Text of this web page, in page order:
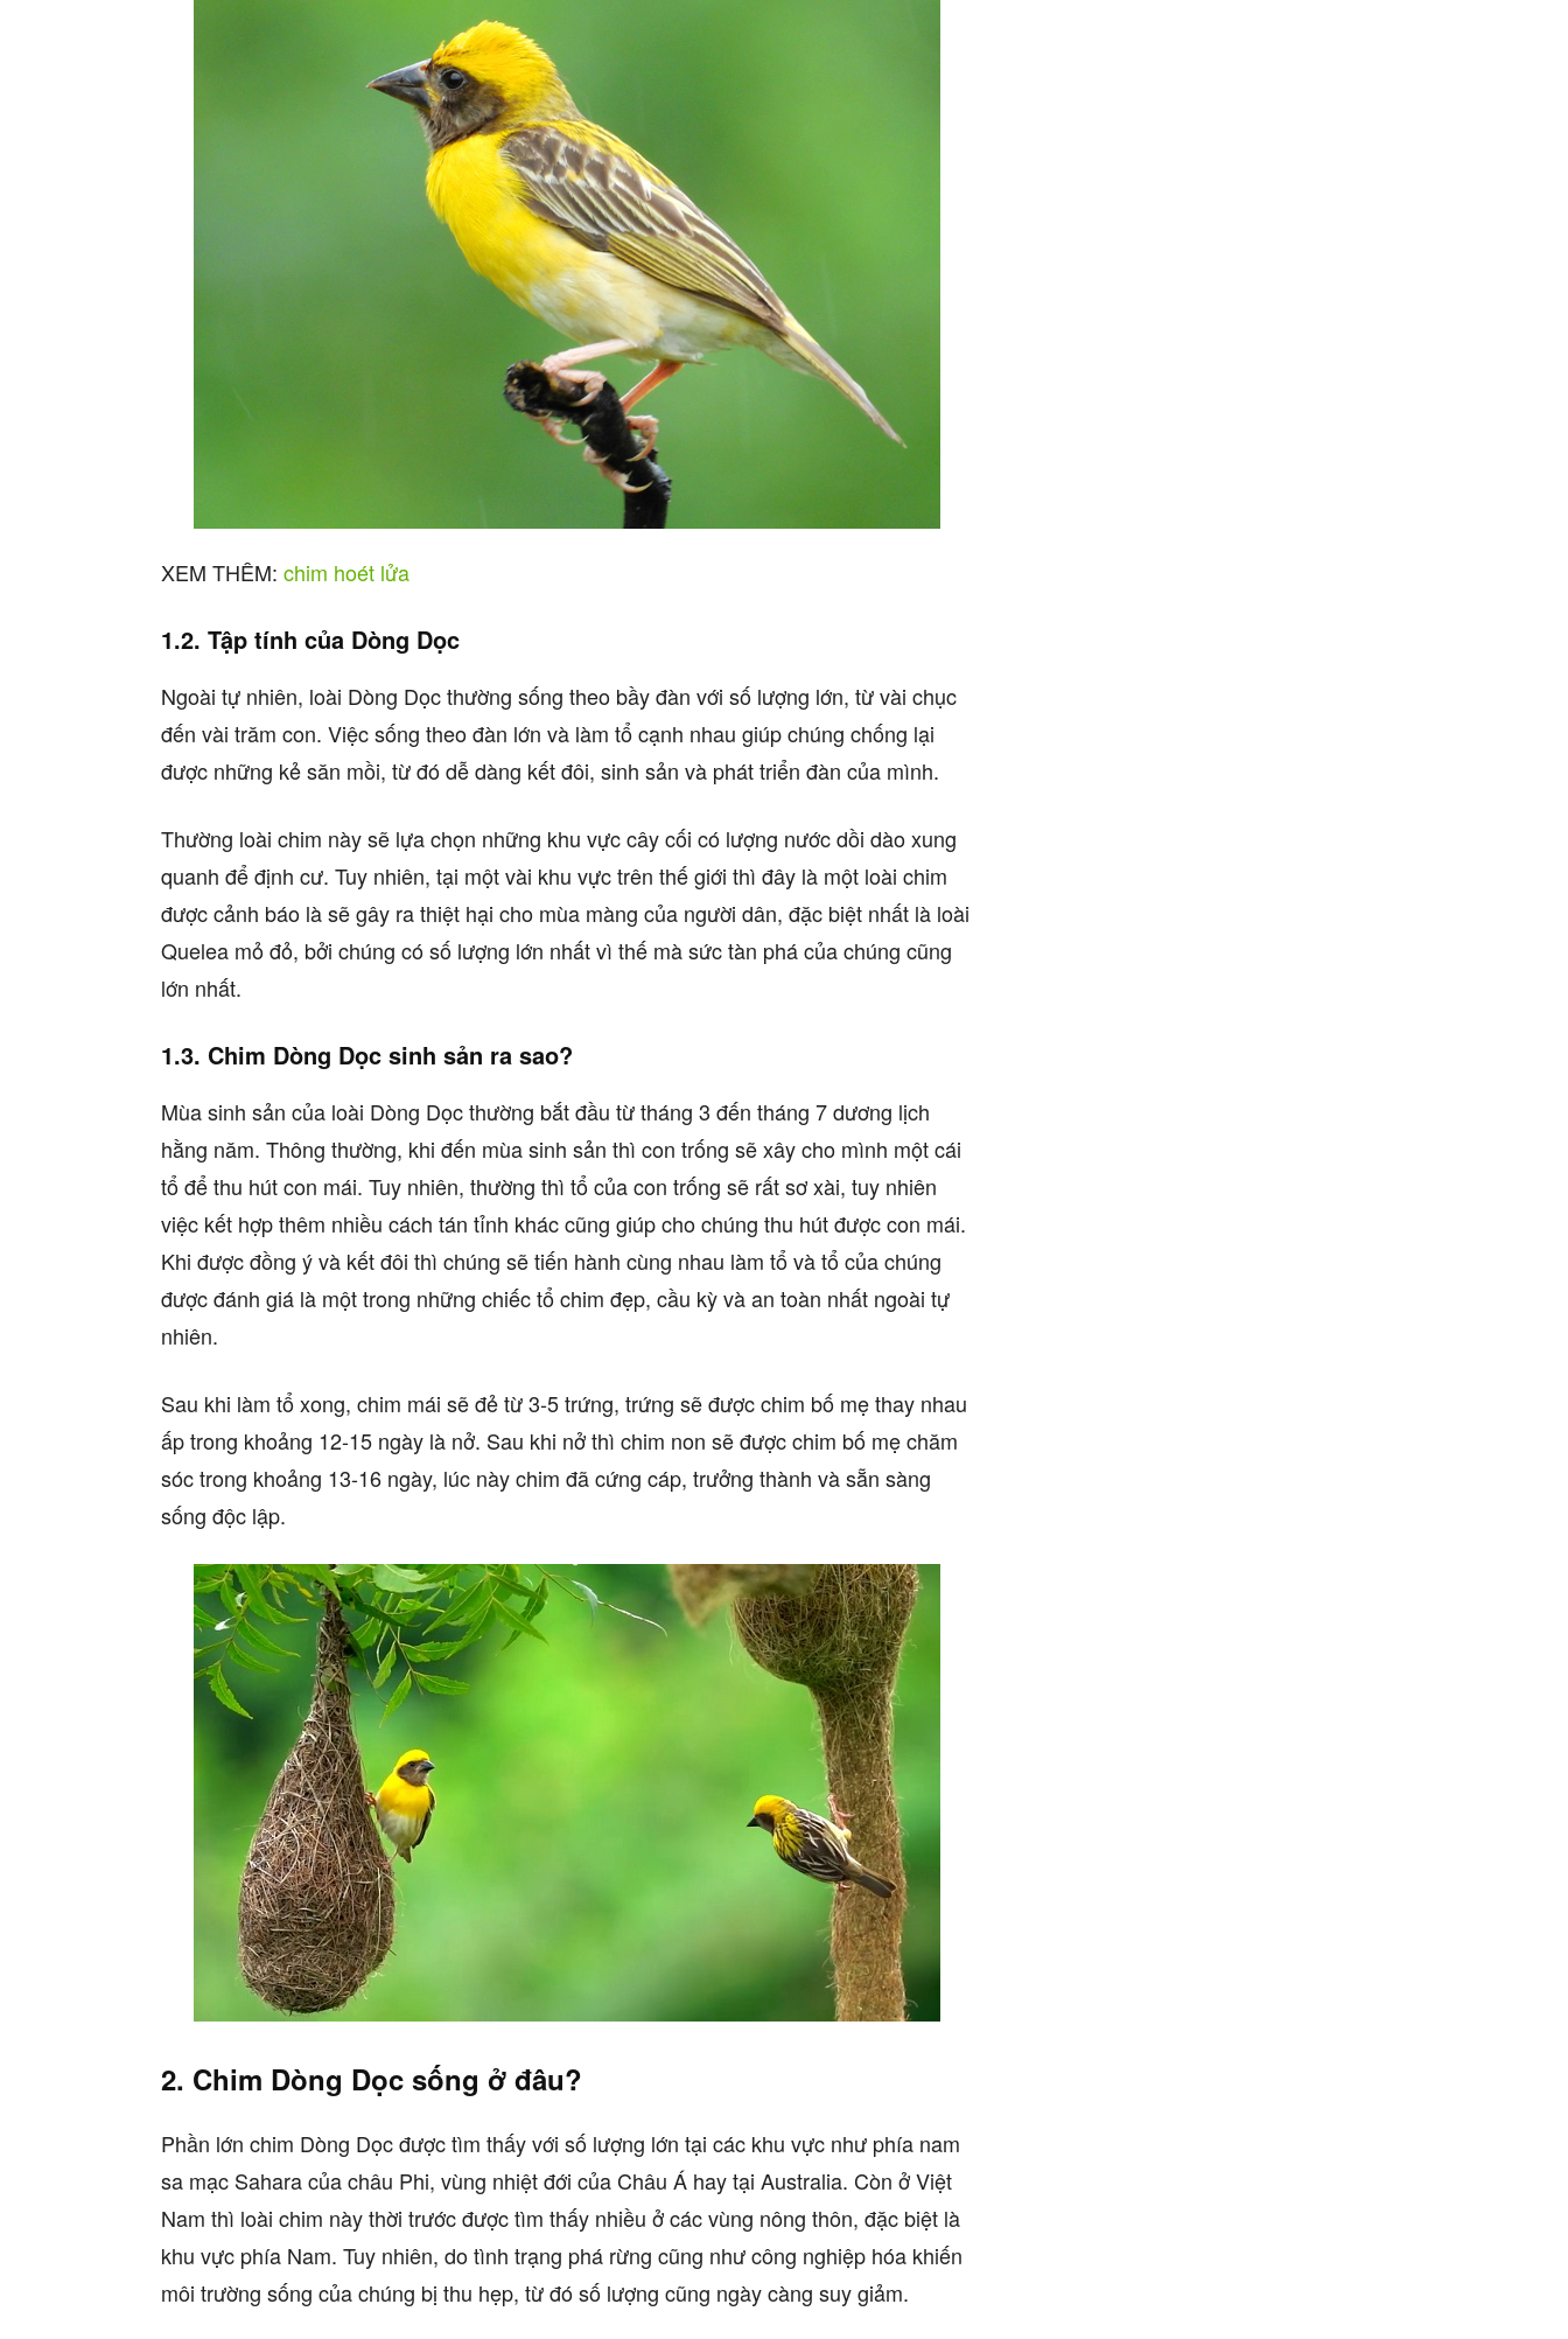
XEM THÊM: chim hoét lửa
1.2. Tập tính của Dòng Dọc
Ngoài tự nhiên, loài Dòng Dọc thường sống theo bầy đàn với số lượng lớn, từ vài chục
đến vài trăm con. Việc sống theo đàn lớn và làm tổ cạnh nhau giúp chúng chống lại
được những kẻ săn mồi, từ đó dễ dàng kết đôi, sinh sản và phát triển đàn của mình.
Thường loài chim này sẽ lựa chọn những khu vực cây cối có lượng nước dồi dào xung
quanh để định cư. Tuy nhiên, tại một vài khu vực trên thế giới thì đây là một loài chim
được cảnh báo là sẽ gây ra thiệt hại cho mùa màng của người dân, đặc biệt nhất là loài
Quelea mỏ đỏ, bởi chúng có số lượng lớn nhất vì thế mà sức tàn phá của chúng cũng
lớn nhất.
1.3. Chim Dòng Dọc sinh sản ra sao?
Mùa sinh sản của loài Dòng Dọc thường bắt đầu từ tháng 3 đến tháng 7 dương lịch
hằng năm. Thông thường, khi đến mùa sinh sản thì con trống sẽ xây cho mình một cái
tổ để thu hút con mái. Tuy nhiên, thường thì tổ của con trống sẽ rất sơ xài, tuy nhiên
việc kết hợp thêm nhiều cách tán tỉnh khác cũng giúp cho chúng thu hút được con mái.
Khi được đồng ý và kết đôi thì chúng sẽ tiến hành cùng nhau làm tổ và tổ của chúng
được đánh giá là một trong những chiếc tổ chim đẹp, cầu kỳ và an toàn nhất ngoài tự
nhiên.
Sau khi làm tổ xong, chim mái sẽ đẻ từ 3-5 trứng, trứng sẽ được chim bố mẹ thay nhau
ấp trong khoảng 12-15 ngày là nở. Sau khi nở thì chim non sẽ được chim bố mẹ chăm
sóc trong khoảng 13-16 ngày, lúc này chim đã cứng cáp, trưởng thành và sẵn sàng
sống độc lập.
2. Chim Dòng Dọc sống ở đâu?
Phần lớn chim Dòng Dọc được tìm thấy với số lượng lớn tại các khu vực như phía nam
sa mạc Sahara của châu Phi, vùng nhiệt đới của Châu Á hay tại Australia. Còn ở Việt
Nam thì loài chim này thời trước được tìm thấy nhiều ở các vùng nông thôn, đặc biệt là
khu vực phía Nam. Tuy nhiên, do tình trạng phá rừng cũng như công nghiệp hóa khiến
môi trường sống của chúng bị thu hẹp, từ đó số lượng cũng ngày càng suy giảm.